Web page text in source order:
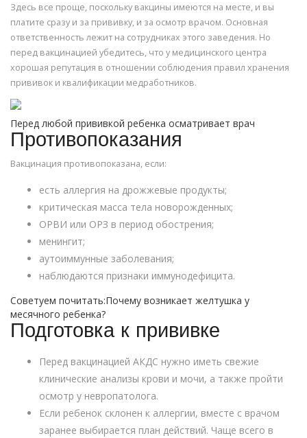
Здесь все проще, поскольку вакцины имеются на месте, и вы
платите сразу и за прививку, и за осмотр врачом. Основная
ответственность лежит на сотрудниках этого заведения. Но
перед вакцинацией убедитесь, что у медицинского центра
хорошая репутация в отношении соблюдения правил хранения
прививок и квалификации медработников.
Перед любой прививкой ребенка осматривает врач
Противопоказания
Вакцинация противопоказана, если:
есть аллергия на дрожжевые продукты;
критическая масса тела новорожденных;
ОРВИ или ОРЗ в период обострения;
менингит;
аутоиммунные заболевания;
наблюдаются признаки иммунодефицита.
Советуем почитать:Почему возникает желтушка у
месячного ребенка?
Подготовка к прививке
Перед вакцинацией АКДС нужно иметь свежие
клинические анализы крови и мочи, а также пройти
осмотр у невропатолога.
Если ребенок склонен к аллергии, вместе с врачом
заранее выбирается план действий. Чаще всего в